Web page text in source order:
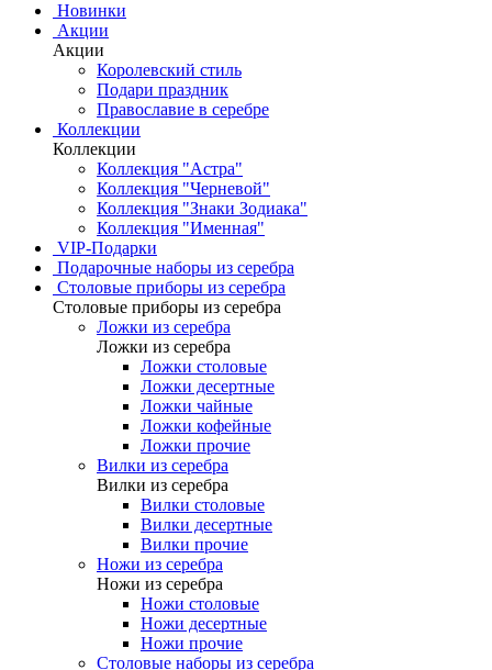
Новинки
Акции
Акции
Королевский стиль
Подари праздник
Православие в серебре
Коллекции
Коллекции
Коллекция "Астра"
Коллекция "Черневой"
Коллекция "Знаки Зодиака"
Коллекция "Именная"
VIP-Подарки
Подарочные наборы из серебра
Столовые приборы из серебра
Столовые приборы из серебра
Ложки из серебра
Ложки из серебра
Ложки столовые
Ложки десертные
Ложки чайные
Ложки кофейные
Ложки прочие
Вилки из серебра
Вилки из серебра
Вилки столовые
Вилки десертные
Вилки прочие
Ножи из серебра
Ножи из серебра
Ножи столовые
Ножи десертные
Ножи прочие
Столовые наборы из серебра